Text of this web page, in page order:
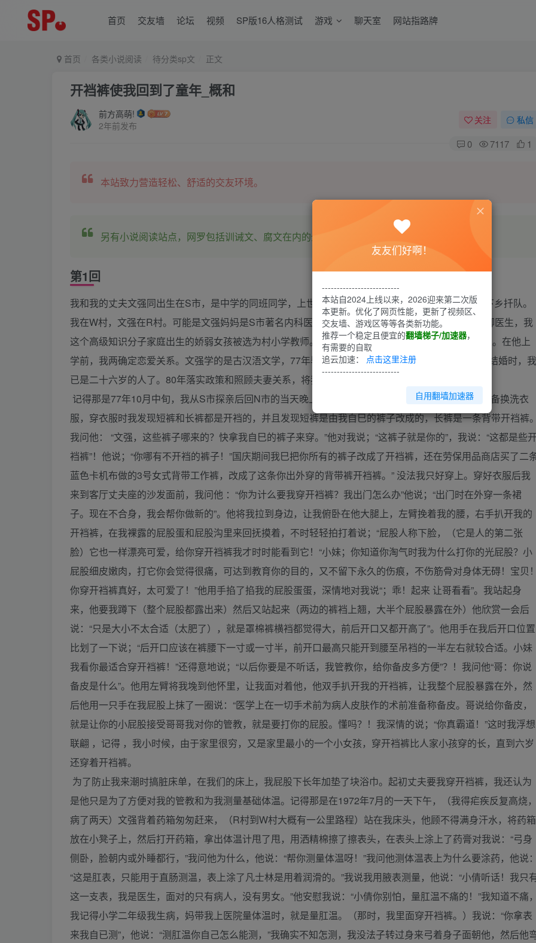
首页 交友墙 论坛 视频 SP版16人格测试 游戏 聊天室 网站指路牌
首页 各类小说阅读 待分类sp文 正文
开裆裤使我回到了童年_概和
前方高萌!
2年前发布
关注 私信
0 7117 1
本站致力营造轻松、舒适的交友环境。
另有小说阅读站点，网罗包括训诫文、腐文在内的全网书源。
第1回
我和我的丈夫文强同出生在S市，是中学的同班同学，上世纪70年代，我们响引祖国号召一同到J省下乡扦队。
我在W村，文强在R村。可能是文强妈妈是S市著名内科医生的这个原因，他次年被公社选上培养赤脚医生，我
这个高级知识分子家庭出生的娇弱女孩被选为村小学教师。74年文强被公社堆荐，成为工农兵大学生。在他上
学前，我两确定恋爱关系。文强学的是古汉浯文学，77年毕业分配在J省SZ机关。我俩78年10月1日结婚时，我
已是二十六岁的人了。80年落实政策和照顾夫妻关系，将我安排来N市一所集体小厂做会计。
记得那是77年10月中旬，我从S市探亲后回N市的当天晚上，文强烧好了一桶水要我洗澡，他帮我准备换洗衣
服，穿衣服时我发现短裤和长裤都是开裆的，并且发现短裤是由我自巳的裤子改成的，长裤是一条背带开裆裤。
我问他： “文强，这些裤子哪来的？快拿我自巳的裤子来穿。”他对我说；“这裤子就是你的”，我说：“这都是些开
裆裤”！他说；“你哪有不开裆的裤子！”国庆期间我巳把你所有的裤子改成了开裆裤，还在劳保用品商店买了二
蓝色卡机布做的3号女式背带工作裤，改成了这条你出外穿的背带裤开裆裤。” 没法我只好穿上。穿好衣服后我
来到客厅丈夫座的沙发面前，我问他 ：“你为计么要我穿开裆裤？我出门怎么办”他说；“出门时在外穿一条裙
子。现在不合身，我会帮你做新的”。他将我拉到身边，让我俯卧在他大腿上，左臂挽着我的腰，右手扒开我的
开裆裤，在我裸露的屁股蛋和屁股沟里来回抚摸着，不时轻轻拍打着说；“屁股人称下脸，（它是人的第二张
脸）它也一样漂亮可爱，给你穿开裆裤我才时时能看到它！“小妹；你知道你淘气时我为什么打你的光屁股？小
屁股细皮嫩肉，打它你会觉得很痛，可达到教育你的目的，又不留下永久的伤痕，不伤筋骨对身体无碍！宝贝！
你穿开裆裤真好，太可爱了！”他用手掐了掐我的屁股蛋蛋，深情地对我说“；乖！起来 让哥看看”。我站起身
来，他要我蹲下（整个屁股都露出来）然后又站起来（两边的裤裆上翘，大半个屁股暴露在外）他欣赏一会后
说：“只是大小不太合适（太肥了），就是罩棉裤横裆都觉得大，前后开口又都开高了”。他用手在我后开口位置
比划了一下说；“后开口应该在裤腰下一寸或一寸半，前开口最高只能开到腰至吊裆的一半左右就较合适。小妹
我看你最适合穿开裆裤！”还得意地说；“以后你要是不听话，我管教你，给你备皮多方便”？！我问他“哥：你说
备皮是什么”。他用左臂将我堍到他怀里，让我面对着他，他双手扒开我的开裆裤，让我整个屁股暴露在外，然
后他用一只手在我屁股上抹了一圈说：“医学上在一切手术前为病人皮肤作的术前准备称备皮。哥说给你备皮，
就是让你的小屁股接受哥哥我对你的管教，就是要打你的屁股。懂吗？！我深情的说；“你真霸道！”这时我浮想
联翩 ，记得 ，我小时候，由于家里很穷，又是家里最小的一个小女孩，穿开裆裤比人家小孩穿的长，直到六岁
还穿着开裆裤。
为了防止我来潮时搞脏床单，在我们的床上，我屁股下长年加垫了块浴巾。起初丈夫要我穿开裆裤，我还认为
是他只是为了方便对我的管教和为我测量基础体温。记得那是在1972年7月的一天下午，（我得疟疾反复高烧，
病了两天）文强背着药箱匆匆赶来，（R村到W村大概有一公里路程）站在我床头，他顾不得满身汗水，将药箱
放在小凳子上，然后打开药箱，拿出体温计甩了甩，用洒精棉擦了擦表头，在表头上涂上了药膏对我说：“弓身
侧卧，脸朝内或外睡都行，”我问他为什么，他说：“帮你测量体温呀！”我问他测体温表上为什么要涂药，他说：
“这是肛表，只能用于直肠测温，表上涂了凡士林是用着润滑的。”我说我用腋表测量，他说：“小倩听话！我只
这一支表，我是医生，面对的只有病人，没有男女。”他安慰我说：“小倩你别怕，量肛温不痛的！”我知道不痛，
我记得小学二年级我生病，妈带我上医院量体温时，就是量肛温。（那时，我里面穿开裆裤。）我说：“你拿表
来我自已测”，他说：“测肛温你自己怎么能测，”我确实不知怎测，我没法子转过身来弓着身子面朝他，然后他
友友们好啊！
--------------------------
本站自2024上线以来，2026迎来第二次版
本更新。优化了网页性能，更新了视频区、
交友墙、游戏区等等各类新功能。
推荐一个稳定且便宜的翻墙梯子/加速器，
有需要的自取
追云加速： 点击这里注册
--------------------------
自用翻墙加速器